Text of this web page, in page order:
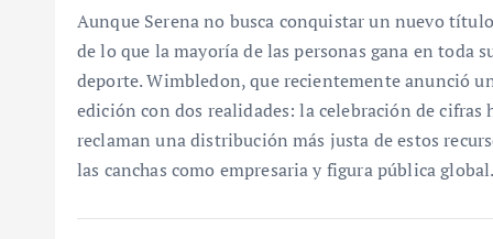
Aunque Serena no busca conquistar un nuevo
de lo que la mayoría de las personas gana en toda
deporte. Wimbledon, que recientemente anunció
edición con dos realidades: la celebración de
reclaman una distribución más justa de estos
las canchas como empresaria y figura pública global.